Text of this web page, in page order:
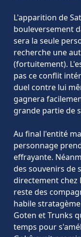
L'apparition de
bouleversement
sera la seule
recherche une
(fortuitement).
pas ce conflit
duel contre lui
gagnera
grande partie de
Au final l'entité
personnage
effrayante.
des souvenirs de
directement chez
reste des
habile
Goten et Trunks
temps pour